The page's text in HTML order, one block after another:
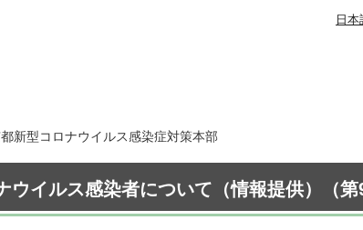
日本
型コロナウイルス感染症対策本部
ウイルス感染者について（情報提供）（第